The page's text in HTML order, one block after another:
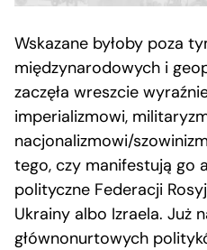
Wskazane byłoby poza
międzynarodowych i
zaczęła wreszcie
imperializmowi,
nacjonalizmowi/
tego, czy manifestują go
polityczne Federacji
Ukrainy albo Izraela. Już
głównonurtowych